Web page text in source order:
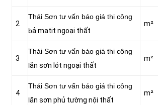
2
Thái Sơn tư vấn báo giá thi công
bả matit ngoại thất
m²
3
Thái Sơn tư vấn báo giá thi công
lăn sơn lót ngoại thất
m²
4
Thái Sơn tư vấn báo giá thi công
lăn sơn phủ tường nội thất
m²